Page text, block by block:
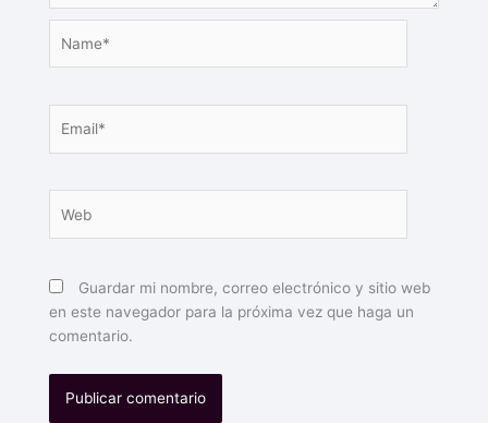
Guardar mi nombre, correo electrónico y sitio web
en este navegador para la próxima vez que haga un
comentario.